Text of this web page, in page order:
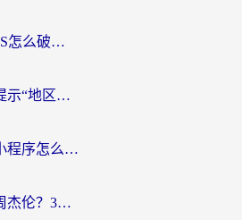
喜马拉雅地区限制DNS怎么破？海外党听国内音乐听书的终极解决方案
在海外听喜马拉雅总提示“地区限制”？3步轻松解除+听国内音乐全攻略
在国外登录不了国内小程序怎么办？选对回国加速器，轻松解锁国内资源
在美国怎么用酷我听周杰伦？3步搞定海外听歌难题